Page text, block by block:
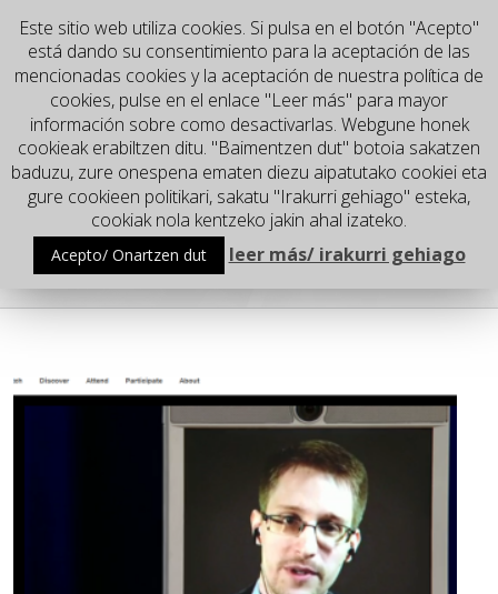
Go to...
Euskadi
Este sitio web utiliza cookies. Si pulsa en el botón "Acepto"
está dando su consentimiento para la aceptación de las
mencionadas cookies y la aceptación de nuestra política de
cookies, pulse en el enlace "Leer más" para mayor
información sobre como desactivarlas. Webgune honek
cookieak erabiltzen ditu. "Baimentzen dut" botoia sakatzen
baduzu, zure onespena ematen diezu aipatutako cookiei eta
gure cookieen politikari, sakatu "Irakurri gehiago" esteka,
cookiak nola kentzeko jakin ahal izateko.
Acepto/ Onartzen dut leer más/ irakurri gehiago